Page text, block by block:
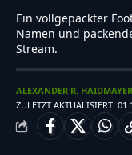
Ein vollgepackter
Namen und
Stream.
ZULETZT AKTUALISIERT:
ALEXANDER R. HAIDMAYER